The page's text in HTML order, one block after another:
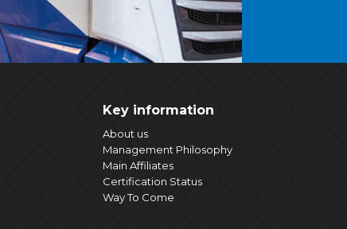
Key information
About us
Management Philosophy
Main Affiliates
Certification Status
Way To Come